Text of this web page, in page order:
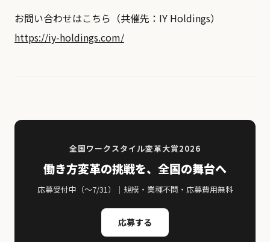
お問い合わせはこちら（共催先：IY Holdings）
https://iy-holdings.com/
全国ワークスタイル変革大賞2026
働き方変革の挑戦を、全国の舞台へ
応募受付中（〜7/31）｜規模・業種不問・応募費用無料
応募する